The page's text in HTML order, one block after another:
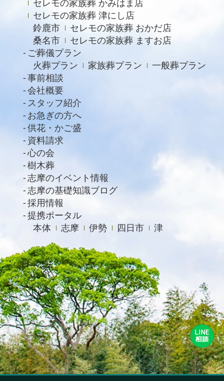
セレモの家族葬 かみはま店
セレモの家族葬 津にし店
鈴鹿市
セレモの家族葬 おかだ店
桑名市
セレモの家族葬 ますお店
ご葬儀プラン
火葬プラン
家族葬プラン
一般葬プラン
事前相談
会社概要
スタッフ紹介
お急ぎの方へ
供花・かご盛
資料請求
心の会
樹木葬
志摩のイベント情報
志摩の基礎知識ブログ
採用情報
提携ポータル
本体
志摩 伊勢 四日市 津